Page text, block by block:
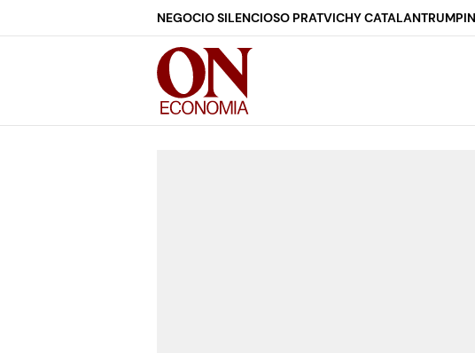
NEGOCIO SILENCIOSO PRATVICHY CATALANTRUMP